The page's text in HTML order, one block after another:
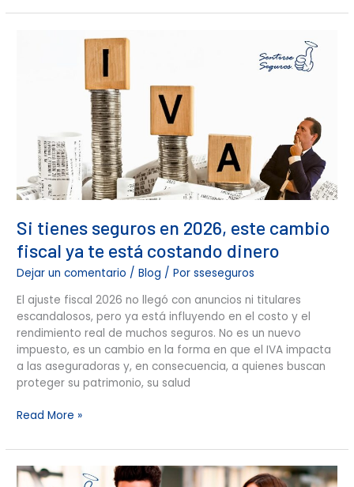
Si tienes seguros en 2026, este cambio
fiscal ya te está costando dinero
Dejar un comentario /Blog / Porsseseguros
El ajuste fiscal 2026 no llegó con anuncios ni titulares
escandalosos, pero ya está influyendo en el costo y el
rendimiento real de muchos seguros. No es un nuevo
impuesto, es un cambio en la forma en que el IVA impacta
a las aseguradoras y, en consecuencia, a quienes buscan
proteger su patrimonio, su salud
cambio
fiscal
te
está
costando
dinero
Read More »
Cuida